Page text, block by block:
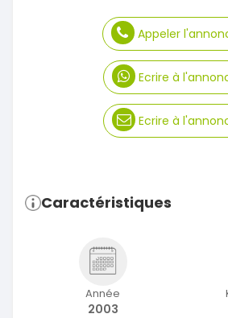
Appeler
Ecrire à
Ecrire à
Caractéristiques
Année
2003